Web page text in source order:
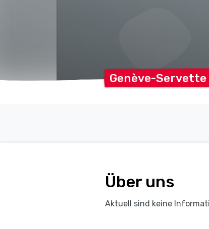
Genève-Servette
Über uns
Aktuell sind keine